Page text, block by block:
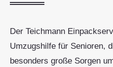
Der Teichmann
Umzugshilfe für Senioren,
besonders große Sorgen